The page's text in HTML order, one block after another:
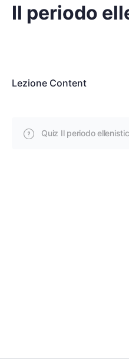
Il periodo
Lezione Content
Quiz Il periodo